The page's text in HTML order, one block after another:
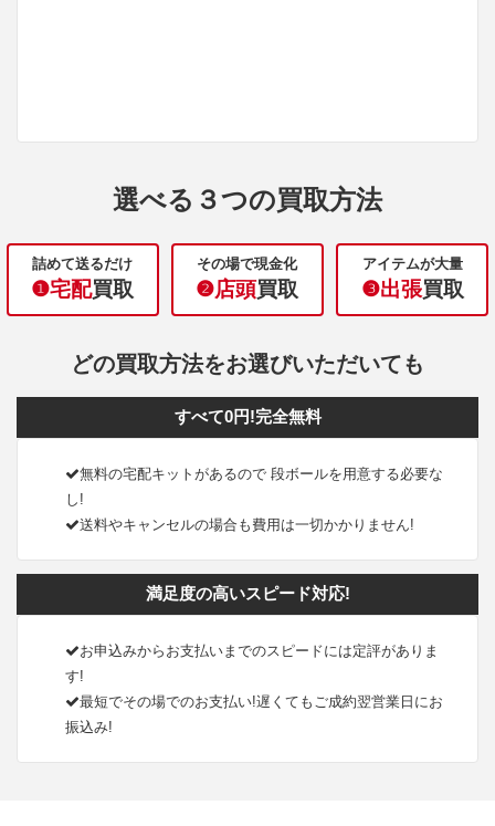
選べる３つの買取方法
詰めて送るだけ
❶宅配買取
その場で現金化
❷店頭買取
アイテムが大量
❸出張買取
どの買取方法をお選びいただいても
すべて0円!完全無料
無料の宅配キットがあるので 段ボールを用意する必要な
し!
送料やキャンセルの場合も費用は一切かかりません!
満足度の高いスピード対応!
お申込みからお支払いまでのスピードには定評がありま
す!
最短でその場でのお支払い!遅くてもご成約翌営業日にお
振込み!